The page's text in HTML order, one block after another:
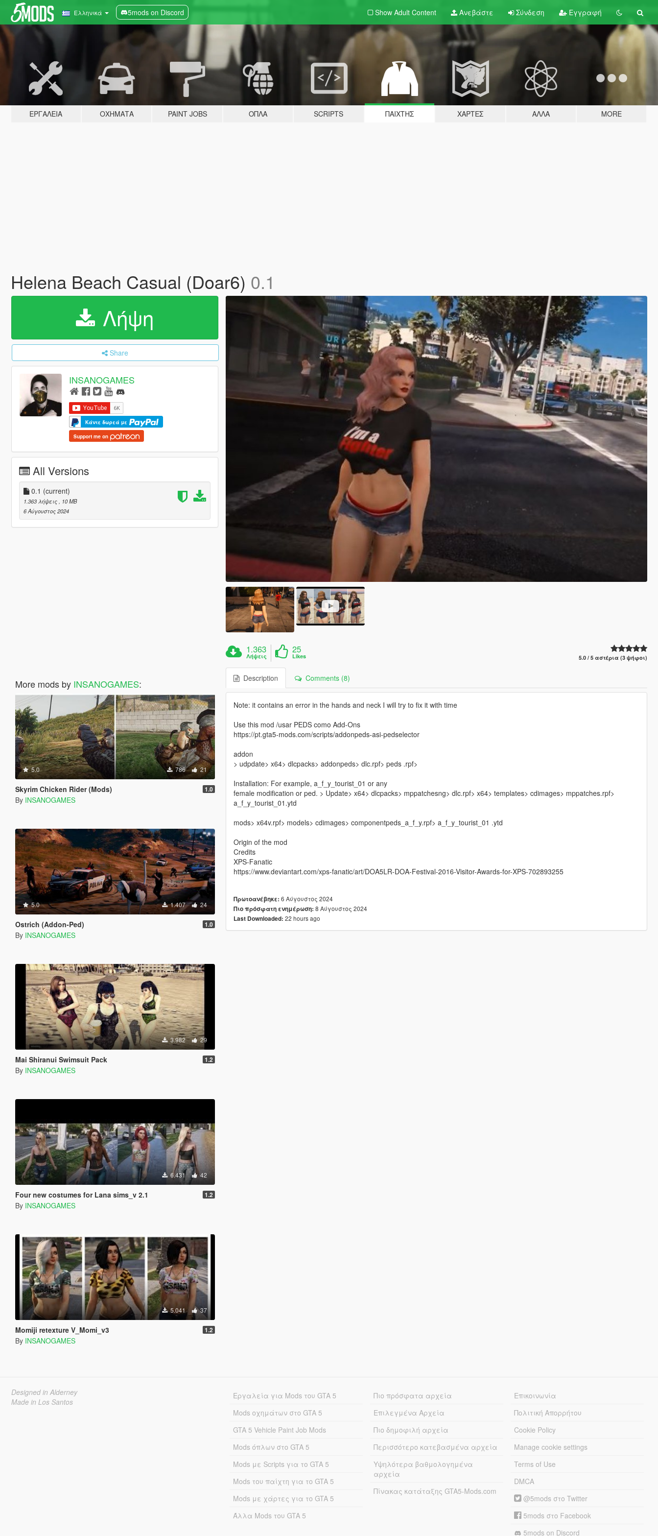
Ελληνικά 5mods on Discord Show Adult Content Ανεβάστε Σύνδεση Εγγραφή
ΕΡΓΑΛΕΊΑ ΟΧΉΜΑΤΑ PAINT JOBS ΌΠΛΑ SCRIPTS ΠΑΊΧΤΗΣ ΧΆΡΤΕΣ ΆΛΛΑ MORE
Helena Beach Casual (Doar6) 0.1
Λήψη
Share
INSANOGAMES
Κάντε δωρεά με
Support me on
All Versions
0.1 (current)
1.363 λήψεις
, 10 MB
6 Αύγουστος 2024
More mods by INSANOGAMES:
5.0 786 21
Skyrim Chicken Rider (Mods) 1.0
By INSANOGAMES
5.0 1.407 24
Ostrich (Addon-Ped) 1.0
By INSANOGAMES
3.982 29
Mai Shiranui Swimsuit Pack 1.2
By INSANOGAMES
6.431 42
Four new costumes for Lana sims_v 2.1 1.2
By INSANOGAMES
5.041 37
Momiji retexture V_Momi_v3 1.2
By INSANOGAMES
1.363
Λήψεις
25
Likes 5.0 / 5 αστέρια (3 ψήφοι)
Description Comments (8)
Note: it contains an error in the hands and neck I will try to fix it with time
Use this mod /usar PEDS como Add-Ons
https://pt.gta5-mods.com/scripts/addonpeds-asi-pedselector
addon
> udpdate> x64> dlcpacks> addonpeds> dlc.rpf> peds .rpf>
Installation: For example, a_f_y_tourist_01 or any
female modification or ped. > Update> x64> dlcpacks> mppatchesng> dlc.rpf> x64> templates> cdimages> mppatches.rpf>
a_f_y_tourist_01.ytd
mods> x64v.rpf> models> cdimages> componentpeds_a_f_y.rpf> a_f_y_tourist_01 .ytd
Origin of the mod
Credits
XPS-Fanatic
https://www.deviantart.com/xps-fanatic/art/DOA5LR-DOA-Festival-2016-Visitor-Awards-for-XPS-702893255
Πρωτοανέβηκε: 6 Αύγουστος 2024
Πιο πρόσφατη ενημέρωση: 8 Αύγουστος 2024
Last Downloaded: 22 hours ago
Designed in Alderney
Made in Los Santos
Εργαλεία για Mods του GTA 5
Mods οχημάτων στο GTA 5
GTA 5 Vehicle Paint Job Mods
Mods όπλων στο GTA 5
Mods με Scripts για το GTA 5
Mods του παίχτη για το GTA 5
Mods με χάρτες για το GTA 5
Άλλα Mods του GTA 5
Πιο πρόσφατα αρχεία
Επιλεγμένα Αρχεία
Πιο δημοφιλή αρχεία
Περισσότερο κατεβασμένα αρχεία
Υψηλότερα βαθμολογημένα
αρχεία
Πίνακας κατάταξης GTA5-Mods.com
Επικοινωνία
Πολιτική Απορρήτου
Cookie Policy
Manage cookie settings
Terms of Use
DMCA
@5mods στο Twitter
5mods στο Facebook
5mods on Discord